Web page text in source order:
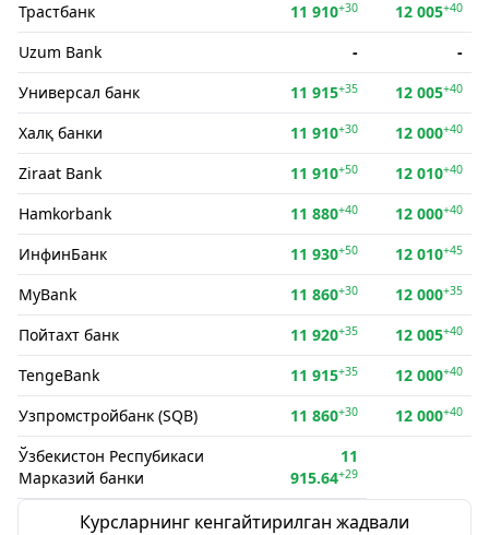
Трастбанк 11 910+30 12 005+40
Uzum Bank -
-
Универсал банк
11 915+35 12 005+40
Халқ банки 11 910+30 12 000+40
Ziraat Bank 11 910+50 12 010+40
Hamkorbank 11 880+40 12 000+40
ИнфинБанк 11 930+50 12 010+45
MyBank 11 860+30 12 000+35
Пойтахт банк 11 920+35 12 005+40
TengeBank 11 915+35 12 000+40
Узпромстройбанк (SQB) 11 860+30 12 000+40
Ўзбекистон Респубикаси
Марказий банки
11
915.64+29
Курсларнинг кенгайтирилган жадвали